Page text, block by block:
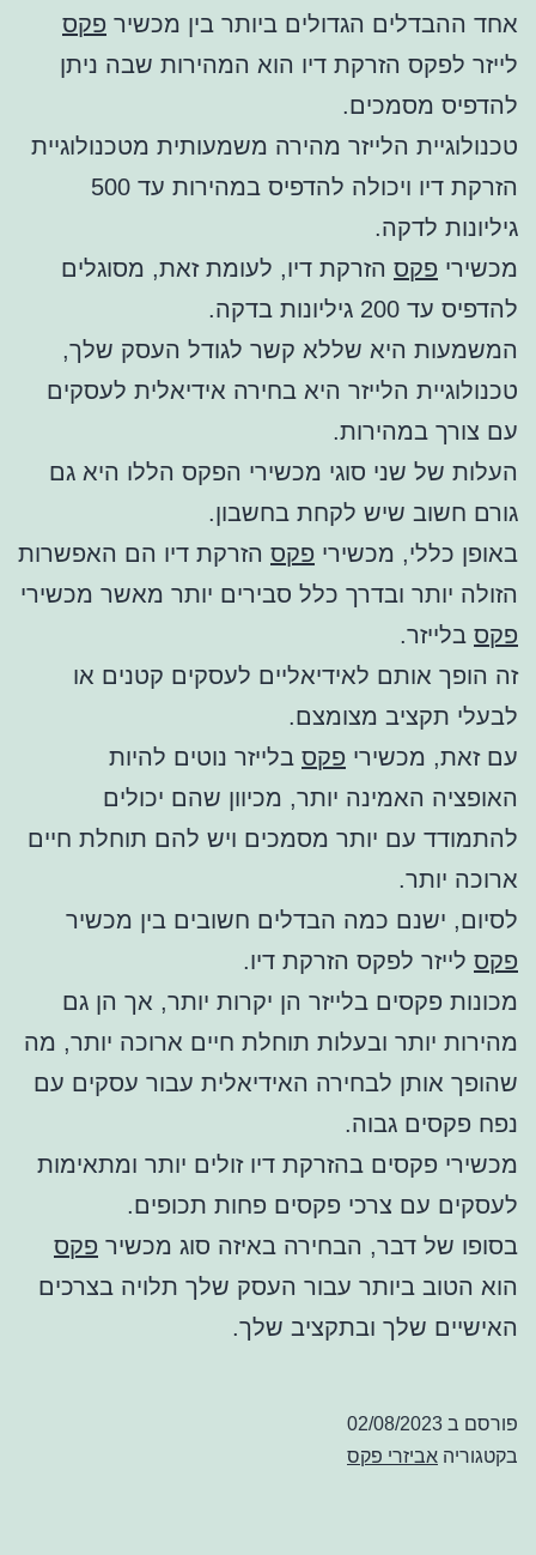
אחד ההבדלים הגדולים ביותר בין מכשיר פקס
לייזר לפקס הזרקת דיו הוא המהירות שבה ניתן
להדפיס מסמכים.
טכנולוגיית הלייזר מהירה משמעותית מטכנולוגיית
הזרקת דיו ויכולה להדפיס במהירות עד 500
גיליונות לדקה.
מכשירי פקס הזרקת דיו, לעומת זאת, מסוגלים
להדפיס עד 200 גיליונות בדקה.
המשמעות היא שללא קשר לגודל העסק שלך,
טכנולוגיית הלייזר היא בחירה אידיאלית לעסקים
עם צורך במהירות.
העלות של שני סוגי מכשירי הפקס הללו היא גם
גורם חשוב שיש לקחת בחשבון.
באופן כללי, מכשירי פקס הזרקת דיו הם האפשרות
הזולה יותר ובדרך כלל סבירים יותר מאשר מכשירי
פקס בלייזר.
זה הופך אותם לאידיאליים לעסקים קטנים או
לבעלי תקציב מצומצם.
עם זאת, מכשירי פקס בלייזר נוטים להיות
האופציה האמינה יותר, מכיוון שהם יכולים
להתמודד עם יותר מסמכים ויש להם תוחלת חיים
ארוכה יותר.
לסיום, ישנם כמה הבדלים חשובים בין מכשיר
פקס לייזר לפקס הזרקת דיו.
מכונות פקסים בלייזר הן יקרות יותר, אך הן גם
מהירות יותר ובעלות תוחלת חיים ארוכה יותר, מה
שהופך אותן לבחירה האידיאלית עבור עסקים עם
נפח פקסים גבוה.
מכשירי פקסים בהזרקת דיו זולים יותר ומתאימות
לעסקים עם צרכי פקסים פחות תכופים.
בסופו של דבר, הבחירה באיזה סוג מכשיר פקס
הוא הטוב ביותר עבור העסק שלך תלויה בצרכים
האישיים שלך ובתקציב שלך.
פורסם ב 02/08/2023
בקטגוריה אביזרי פקס